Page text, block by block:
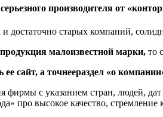
производителя от
достаточно старых компаний,
продукция малоизвестной марки, то
сайт, а точнеераздел «о
фирмы с указанием стран, людей,
про высокое качество,